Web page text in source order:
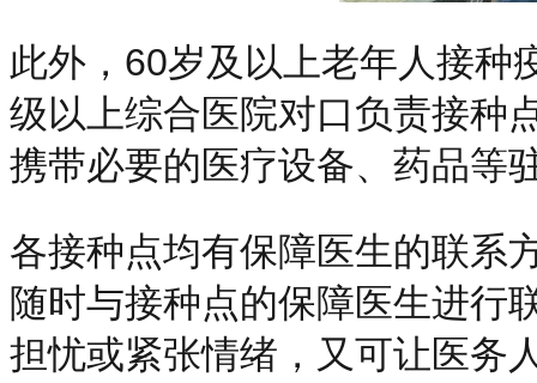
此外，60岁及以上老年人接种
级以上综合医院对口负责接种
携带必要的医疗设备、药品等
各接种点均有保障医生的联系
随时与接种点的保障医生进行
担忧或紧张情绪，又可让医务